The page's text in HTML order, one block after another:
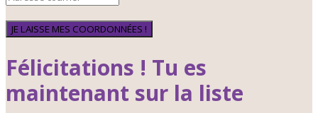
JE LAISSE MES COORDONNÉES !
Félicitations ! Tu es
maintenant sur la liste